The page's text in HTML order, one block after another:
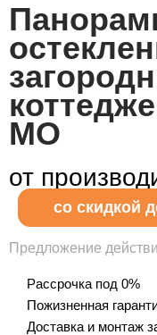
МО
от
со скидкой
Предложение
Рассрочка под 0%
Пожизненная
Доставка и монтаж